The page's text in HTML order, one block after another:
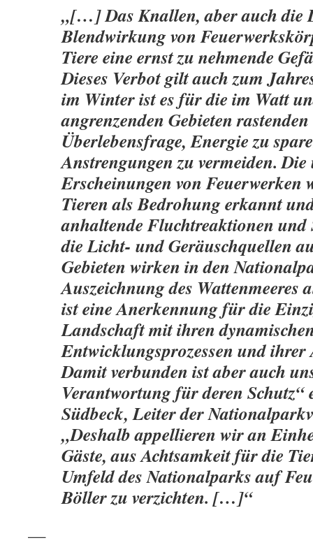
„[…] Das Knallen, aber auch die
Blendwirkung von
Tiere eine ernst zu nehmende
Dieses Verbot gilt auch zum
im Winter ist es für die im Watt
angrenzenden Gebieten
Überlebensfrage, Energie zu
Anstrengungen zu vermeiden.
Erscheinungen von Feuerwerken
Tieren als Bedrohung erkannt
anhaltende Fluchtreaktionen und
die Licht- und Geräuschquellen
Gebieten wirken in den
Auszeichnung des Wattenmeeres
ist eine Anerkennung für die
Landschaft mit ihren
Entwicklungsprozessen und
Damit verbunden ist aber auch
Verantwortung für deren Schutz“
Südbeck, Leiter der
„Deshalb appellieren wir an
Gäste, aus Achtsamkeit für die
Umfeld des Nationalparks auf
Böller zu verzichten. […]“
—